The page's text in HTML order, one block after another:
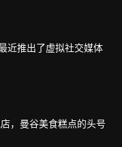
近推出了虚拟社交媒体
，曼谷美食糕点的头号